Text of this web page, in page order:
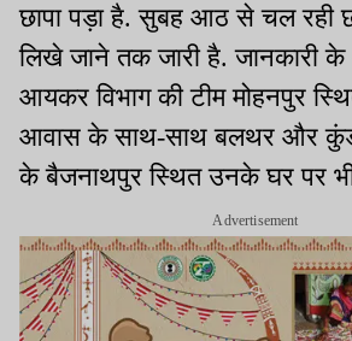
छापा पड़ा है. सुबह आठ से चल रही
लिखे जाने तक जारी है. जानकारी
आयकर विभाग की टीम मोहनपुर
आवास के साथ-साथ बलथर और कुंडा
के बैजनाथपुर स्थित उनके घर पर भी
Advertisement